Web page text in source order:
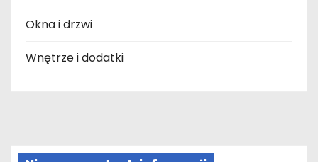
Okna i drzwi
Wnętrze i dodatki